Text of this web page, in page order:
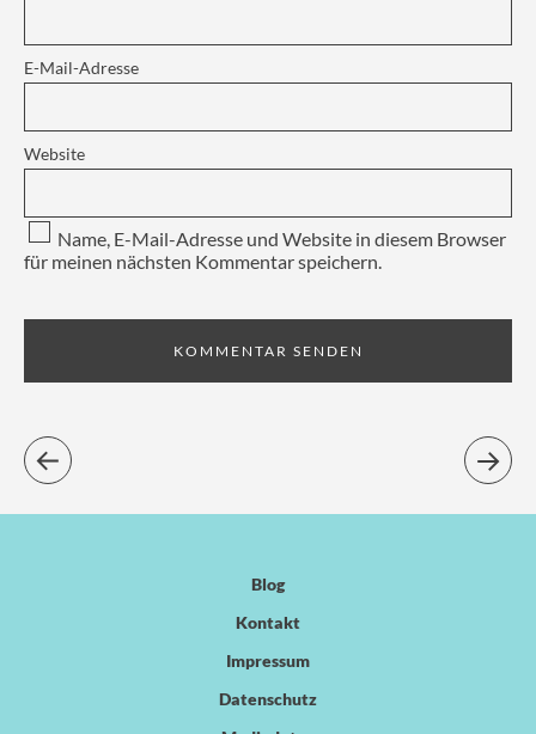
E-Mail-Adresse
Website
Name, E-Mail-Adresse und Website in diesem Browser
für meinen nächsten Kommentar speichern.
Blog
Kontakt
Impressum
Datenschutz